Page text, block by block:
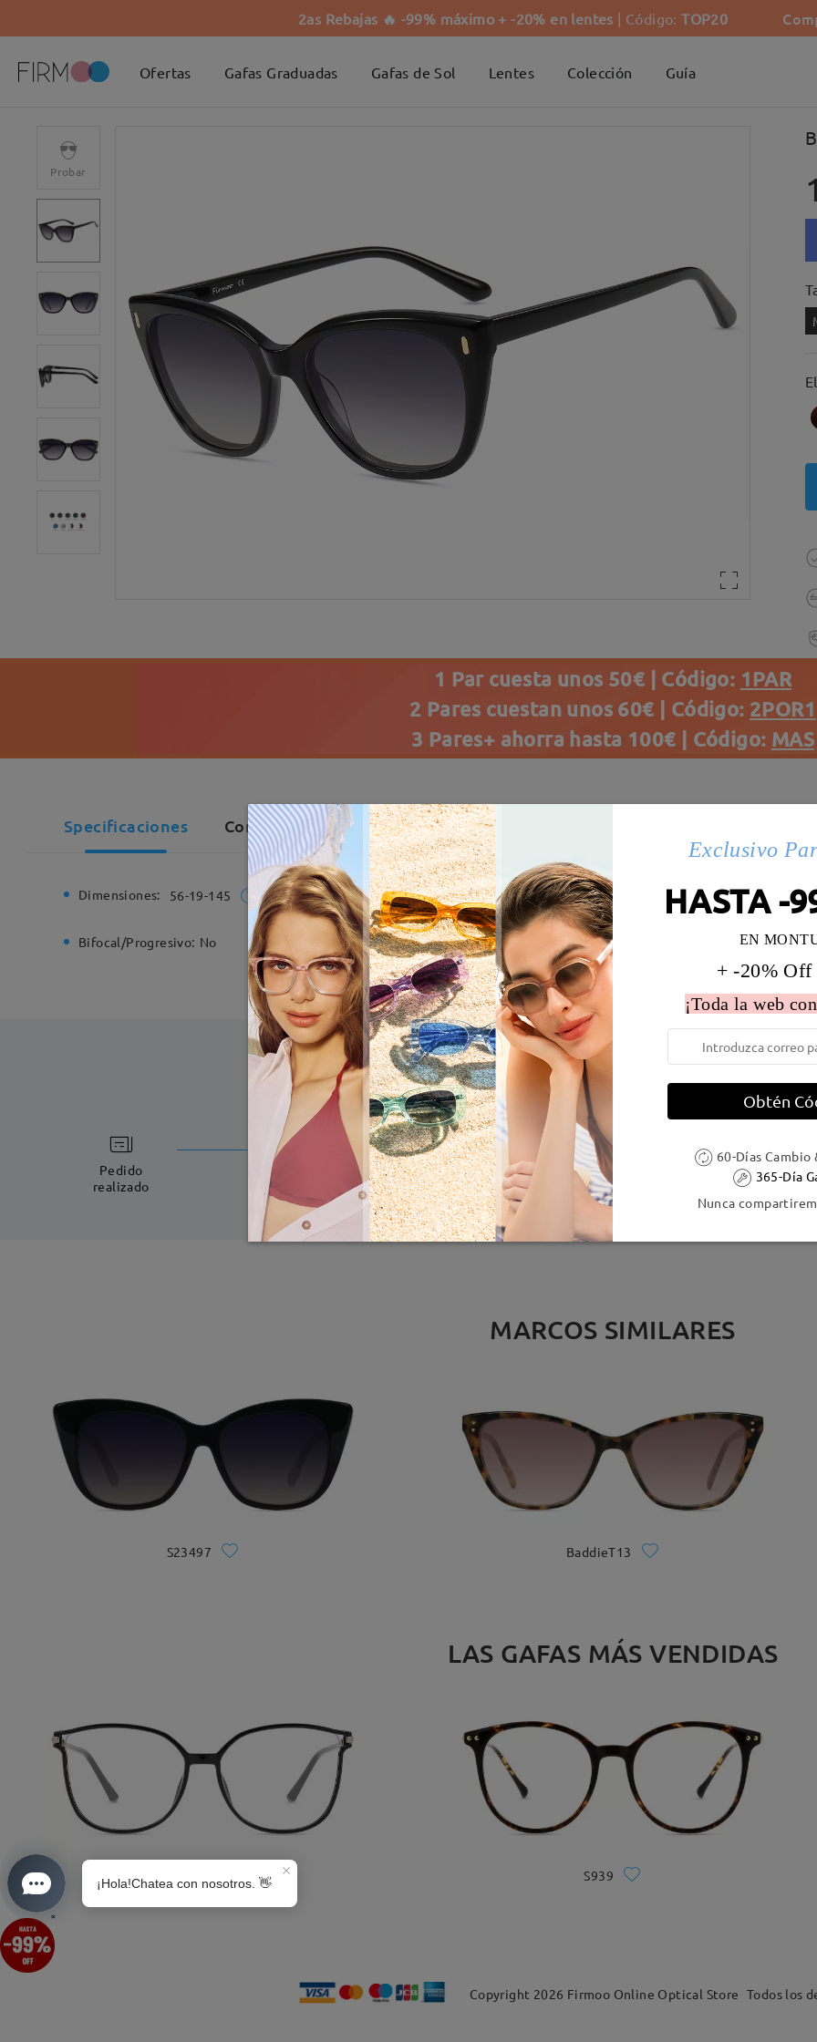
2as Rebajas 🔥 -99% máximo + -20% en lentes | Código:TOP20
Ofertas Gafas Graduadas Gafas de Sol Lentes Colección Guía
×
Probar
1 Par cuesta unos 50€ | Código: 1PAR
2 Pares cuestan unos 60€ | Código: 2POR1
3 Pares+ ahorra hasta 100€ | Código: MAS
Specificaciones Comentarios de Clientes(5)
Dimensiones: 56-19-145 Ancho de la montura: 133 mm (Medio) Diametro de lentes: 56 mm
Bifocal/Progresivo: No Bisagra de resorte: No Material de la montura:
DELIVERY
Pedido
realizado
Fabricación
5-7 días laborales detalles
MARCOS SIMILARES
S23497 BaddieT13
LAS GAFAS MÁS VENDIDAS
S939
Copyright 2026 Firmoo Online Optical Store Todos los
Exclusivo
HASTA -
EN
+ -20% Off
¡Toda la web
Obtén
60-Días Cambio
365-Día
Nunca